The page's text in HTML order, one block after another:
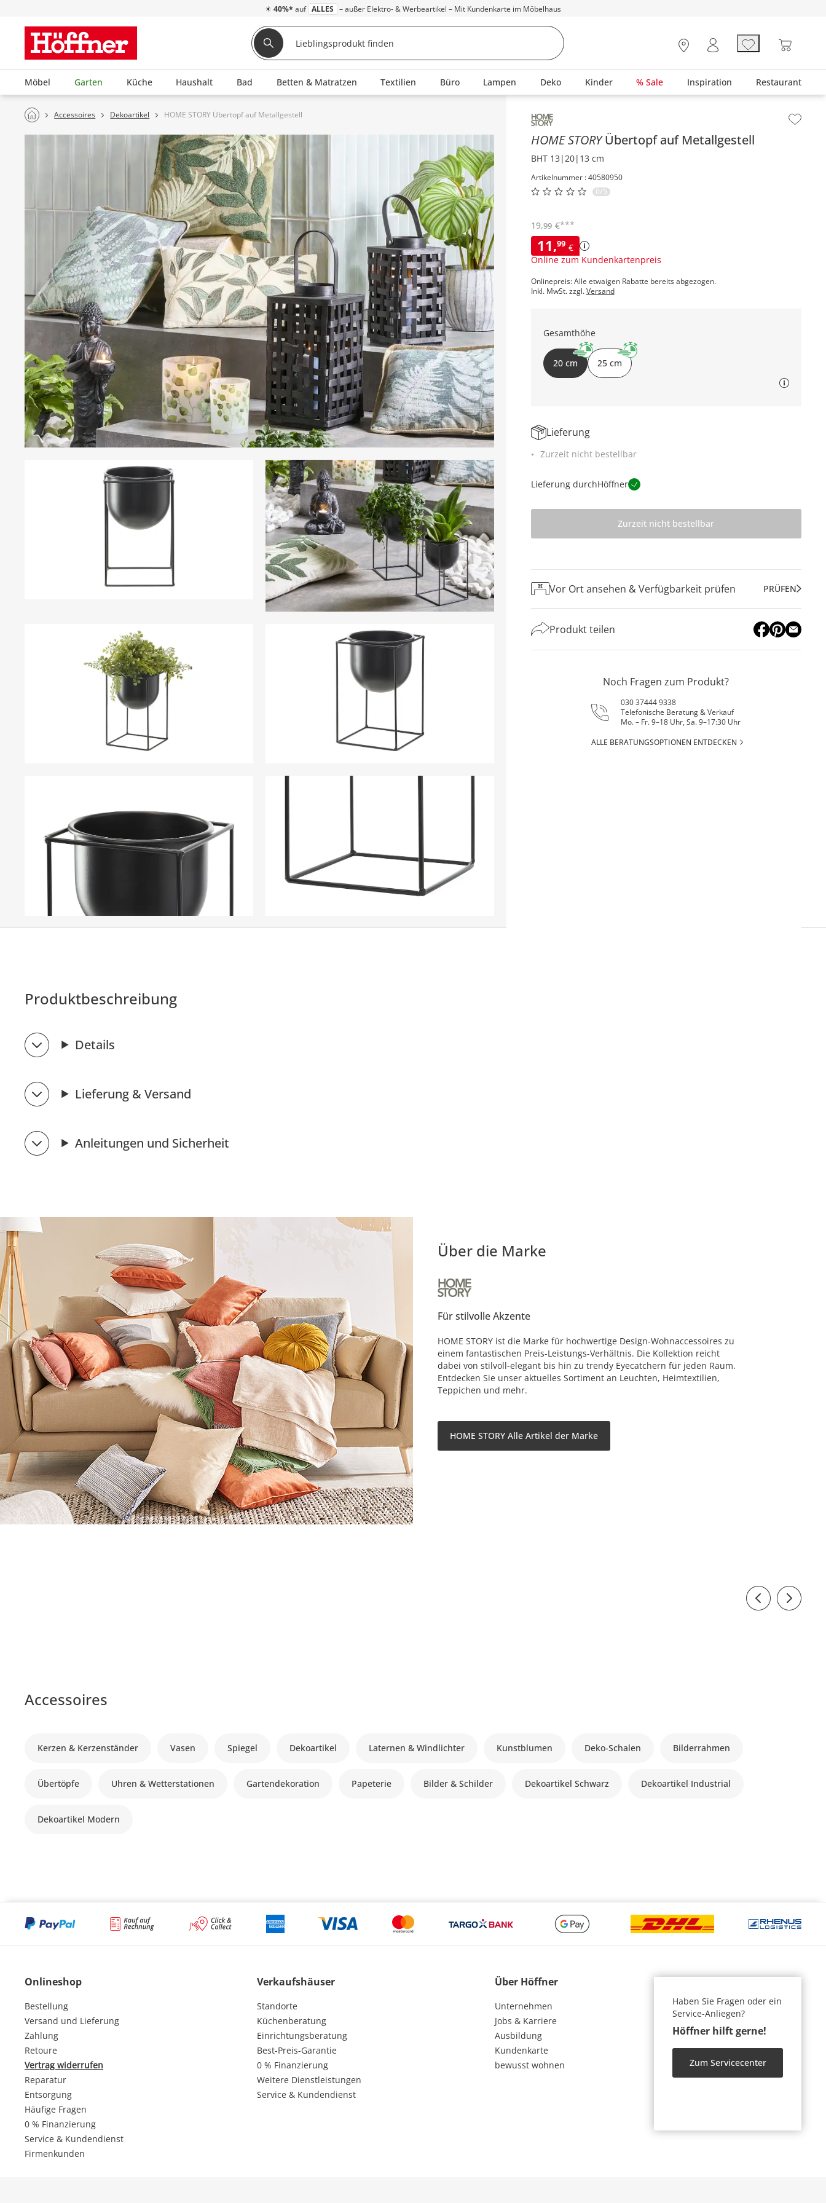
☀ 40%* auf ALLES – außer Elektro- & Werbeartikel – Mit Kundenkarte im Möbelhaus
Möbel Garten Küche Haushalt Bad Betten & Matratzen Textilien Büro Lampen Deko Kinder % Sale Inspiration Restaurant
Accessoires Dekoartikel HOME STORY Übertopf auf Metallgestell Inhalt der Seitenleiste überspringen - Zum Seitenende
HOME STORYÜbertopf auf Metallgestell
BHT 13|20|13 cm
Artikelnummer : 40580950
0/5
11,99 €
Online zum Kundenkartenpreis
19,99 €***
Onlinepreis: Alle etwaigen Rabatte bereits abgezogen.
Inkl. MwSt. zzgl.Versand
Gesamthöhe
20 cm 25 cm
Lieferung
Zurzeit nicht bestellbar
Lieferung durchHöffner
Zurzeit nicht bestellbar
Vor Ort ansehen & Verfügbarkeit prüfen PRÜFEN
Produkt teilen
Noch Fragen zum Produkt?
030 37444 9338
Telefonische Beratung & Verkauf
Mo. – Fr. 9–18 Uhr, Sa. 9–17:30 Uhr
ALLE BERATUNGSOPTIONEN ENTDECKEN
Produktbeschreibung
Details
Lieferung & Versand
Anleitungen und Sicherheit
Über die Marke
Für stilvolle Akzente
HOME STORY ist die Marke für hochwertige Design-Wohnaccessoires zu
einem fantastischen Preis-Leistungs-Verhältnis. Die Kollektion reicht
dabei von stilvoll-elegant bis hin zu trendy Eyecatchern für jeden Raum.
Entdecken Sie unser aktuelles Sortiment an Leuchten, Heimtextilien,
Teppichen und mehr.
HOME STORY Alle Artikel der Marke
Accessoires
Kerzen & Kerzenständer Vasen Spiegel Dekoartikel Laternen & Windlichter Kunstblumen Deko-Schalen Bilderrahmen
Übertöpfe Uhren & Wetterstationen Gartendekoration Papeterie Bilder & Schilder Dekoartikel Schwarz Dekoartikel Industrial
Dekoartikel Modern
Onlineshop
Bestellung
Versand und Lieferung
Zahlung
Retoure
Vertrag widerrufen
Reparatur
Entsorgung
Häufige Fragen
0 % Finanzierung
Service & Kundendienst
Firmenkunden
Verkaufshäuser
Standorte
Küchenberatung
Einrichtungsberatung
Best-Preis-Garantie
0 % Finanzierung
Weitere Dienstleistungen
Service & Kundendienst
Über Höffner
Unternehmen
Jobs & Karriere
Ausbildung
Kundenkarte
bewusst wohnen
Haben Sie Fragen oder ein
Service-Anliegen?
Höffner hilft gerne!
Zum Servicecenter